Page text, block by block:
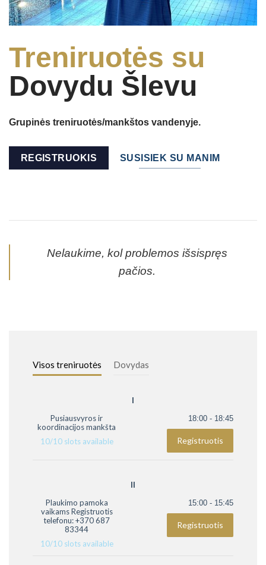
Treniruotės su
Dovydu Šlevu
Grupinės treniruotės/mankštos vandenyje.
REGISTRUOKIS SUSISIEK SU MANIM
Nelaukime, kol problemos išsispręs
pačios.
Visos treniruotės Dovydas
I
Pusiausvyros ir
koordinacijos mankšta
10/10slots available
18:00 - 18:45
Registruotis
II
Plaukimo pamoka
vaikams Registruotis
telefonu: +370 687
83344
10/10slots available
15:00 - 15:45
Registruotis